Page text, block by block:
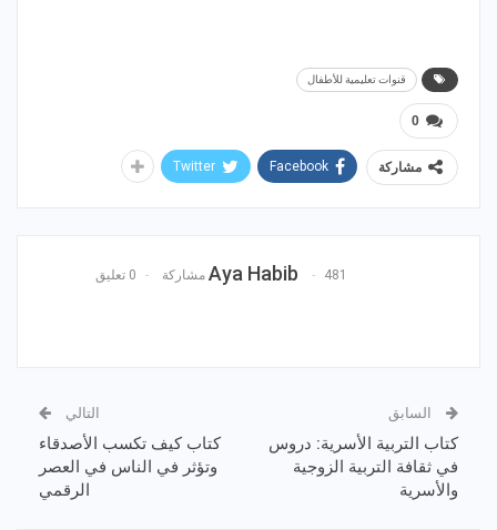
قنوات تعليمية للأطفال
0
مشاركة Facebook
Twitter
Aya Habib 481 مشاركة 0 تعليق
السابق
كتاب التربية الأسرية: دروس
في ثقافة التربية الزوجية
والأسرية
التالي
كتاب كيف تكسب الأصدقاء
وتؤثر في الناس في العصر
الرقمي